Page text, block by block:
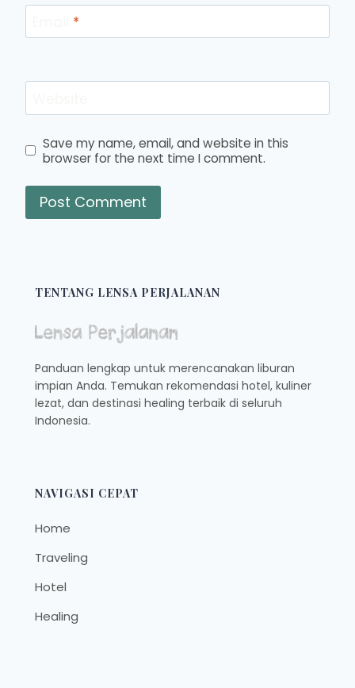
*
Save my name, email, and website in this
browser for the next time I comment.
TENTANG LENSA PERJALANAN
Panduan lengkap untuk merencanakan liburan
impian Anda. Temukan rekomendasi hotel, kuliner
lezat, dan destinasi healing terbaik di seluruh
Indonesia.
NAVIGASI CEPAT
Home
Traveling
Hotel
Healing